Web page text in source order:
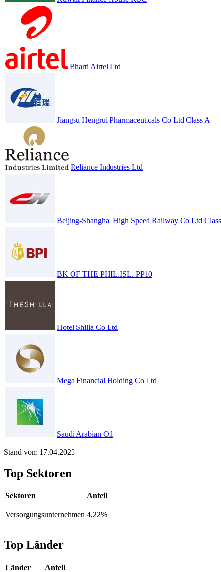
Bharti Airtel Ltd
Jiangsu Hengrui Pharmaceuticals Co Ltd Class A
Reliance Industries Ltd
Beijing-Shanghai High Speed Railway Co Ltd
BK OF THE PHIL.ISL. PP10
Hotel Shilla Co Ltd
Mega Financial Holding Co Ltd
Saudi Arabian Oil
Stand vom 17.04.2023
Top Sektoren
Sektoren Anteil
Versorgungsunternehmen 4,22%
Top Länder
Länder Anteil